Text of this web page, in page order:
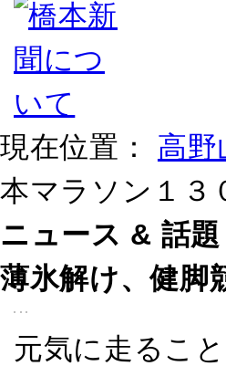
現在位置： 高野
本マラソン１３
ニュース & 話題
薄氷解け、健脚
元気に走るこ